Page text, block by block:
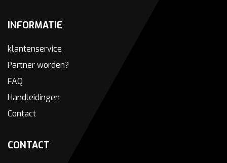
INFORMATIE
klantenservice
Partner worden?
FAQ
Handleidingen
Contact
CONTACT